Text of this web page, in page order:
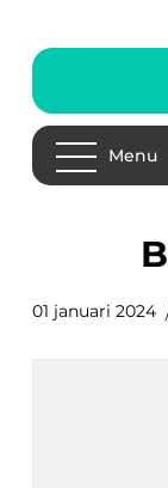
Menu
01 januari 2024